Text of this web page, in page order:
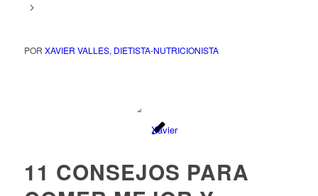
POR XAVIER VALLES, DIETISTA-NUTRICIONISTA
11 CONSEJOS PARA